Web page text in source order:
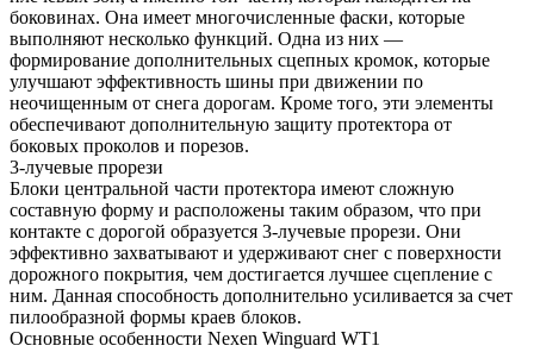
боковинах. Она имеет многочисленные фаски, которые
выполняют несколько функций. Одна из них —
формирование дополнительных сцепных кромок, которые
улучшают эффективность шины при движении по
неочищенным от снега дорогам. Кроме того, эти элементы
обеспечивают дополнительную защиту протектора от
боковых проколов и порезов.
3-лучевые прорези
Блоки центральной части протектора имеют сложную
составную форму и расположены таким образом, что при
контакте с дорогой образуется 3-лучевые прорези. Они
эффективно захватывают и удерживают снег с поверхности
дорожного покрытия, чем достигается лучшее сцепление с
ним. Данная способность дополнительно усиливается за счет
пилообразной формы краев блоков.
Основные особенности Nexen Winguard WT1